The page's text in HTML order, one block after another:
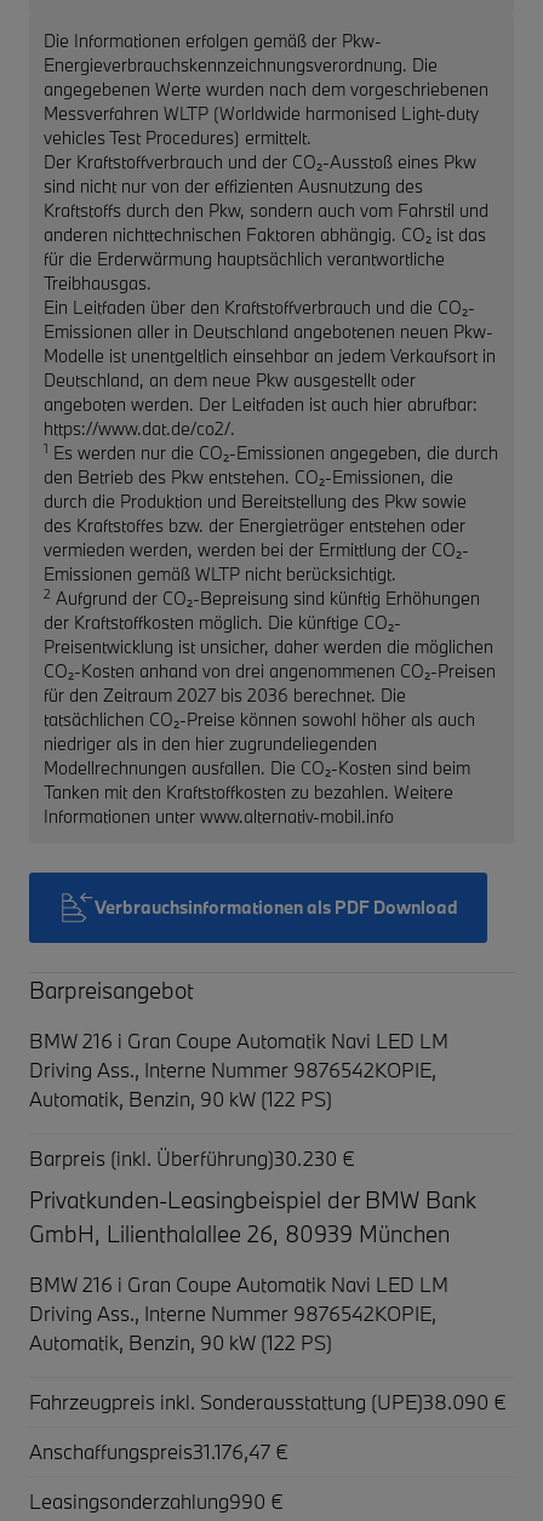
Die Informationen erfolgen gemäß der Pkw-
Energieverbrauchskennzeichnungsverordnung. Die
angegebenen Werte wurden nach dem vorgeschriebenen
Messverfahren WLTP (Worldwide harmonised Light-duty
vehicles Test Procedures) ermittelt.
Der Kraftstoffverbrauch und der CO₂-Ausstoß eines Pkw
sind nicht nur von der effizienten Ausnutzung des
Kraftstoffs durch den Pkw, sondern auch vom Fahrstil und
anderen nichttechnischen Faktoren abhängig. CO₂ ist das
für die Erderwärmung hauptsächlich verantwortliche
Treibhausgas.
Ein Leitfaden über den Kraftstoffverbrauch und die CO₂-
Emissionen aller in Deutschland angebotenen neuen Pkw-
Modelle ist unentgeltlich einsehbar an jedem Verkaufsort in
Deutschland, an dem neue Pkw ausgestellt oder
angeboten werden. Der Leitfaden ist auch hier abrufbar:
https://www.dat.de/co2/.
1 Es werden nur die CO₂-Emissionen angegeben, die durch
den Betrieb des Pkw entstehen. CO₂-Emissionen, die
durch die Produktion und Bereitstellung des Pkw sowie
des Kraftstoffes bzw. der Energieträger entstehen oder
vermieden werden, werden bei der Ermittlung der CO₂-
Emissionen gemäß WLTP nicht berücksichtigt.
2 Aufgrund der CO₂-Bepreisung sind künftig Erhöhungen
der Kraftstoffkosten möglich. Die künftige CO₂-
Preisentwicklung ist unsicher, daher werden die möglichen
CO₂-Kosten anhand von drei angenommenen CO₂-Preisen
für den Zeitraum 2027 bis 2036 berechnet. Die
tatsächlichen CO₂-Preise können sowohl höher als auch
niedriger als in den hier zugrundeliegenden
Modellrechnungen ausfallen. Die CO₂-Kosten sind beim
Tanken mit den Kraftstoffkosten zu bezahlen. Weitere
Informationen unter www.alternativ-mobil.info
Verbrauchsinformationen als PDF Download
Barpreisangebot
BMW 216 i Gran Coupe Automatik Navi LED LM
Driving Ass., Interne Nummer 9876542KOPIE,
Automatik, Benzin, 90 kW (122 PS)
Barpreis (inkl. Überführung)30.230 €
Privatkunden-Leasingbeispiel der BMW Bank
GmbH, Lilienthalallee 26, 80939 München
BMW 216 i Gran Coupe Automatik Navi LED LM
Driving Ass., Interne Nummer 9876542KOPIE,
Automatik, Benzin, 90 kW (122 PS)
Fahrzeugpreis inkl. Sonderausstattung (UPE)38.090 €
Anschaffungspreis31.176,47 €
Leasingsonderzahlung990 €